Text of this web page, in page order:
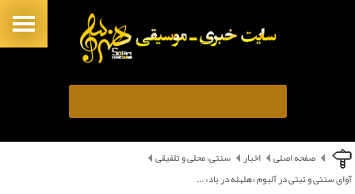
صفحه اصلی اخبار
سنتی، محلی و تلفیقی
آوای سنتی و تبتی در آلبوم «هلهله در باد» ...